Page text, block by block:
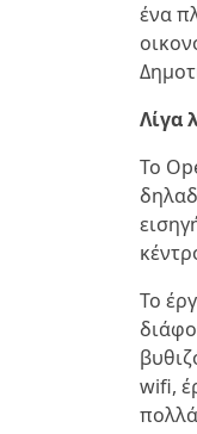
ένα
Λίγα
Το
Το
wifi,